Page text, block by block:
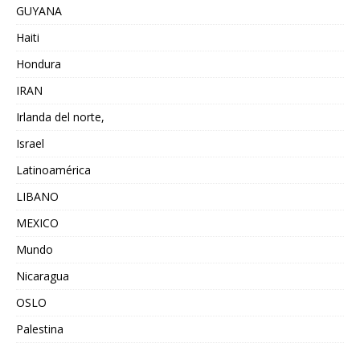
GUYANA
Haiti
Hondura
IRAN
Irlanda del norte,
Israel
Latinoamérica
LIBANO
MEXICO
Mundo
Nicaragua
OSLO
Palestina